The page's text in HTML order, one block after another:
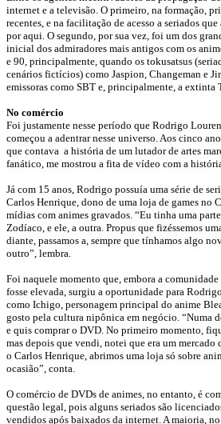
internet e a televisão. O primeiro, na formação,
recentes, e na facilitação de acesso a seriados
por aqui. O segundo, por sua vez, foi um dos
inicial dos admiradores mais antigos com os
e 90, principalmente, quando os tokusatsus
cenários fictícios) como Jaspion, Changeman e
emissoras como SBT e, principalmente, a extinta
No comércio
Foi justamente nesse período que Rodrigo
começou a adentrar nesse universo. Aos cinco
que contava a história de um lutador de artes
fanático, me mostrou a fita de vídeo com a
Já com 15 anos, Rodrigo possuía uma série de
Carlos Henrique, dono de uma loja de games no
mídias com animes gravados. “Eu tinha uma
Zodíaco, e ele, a outra. Propus que fizéssemos
diante, passamos a, sempre que tínhamos algo
outro”, lembra.
Foi naquele momento que, embora a
fosse elevada, surgiu a oportunidade para
como Ichigo, personagem principal do anime
gosto pela cultura nipônica em negócio. “Numa
e quis comprar o DVD. No primeiro momento,
mas depois que vendi, notei que era um mercado
o Carlos Henrique, abrimos uma loja só sobre
ocasião”, conta.
O comércio de DVDs de animes, no entanto, é
questão legal, pois alguns seriados são
vendidos após baixados da internet. A maioria,